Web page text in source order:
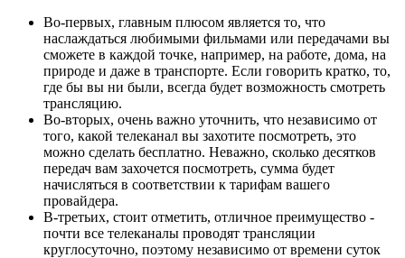
Во-первых, главным плюсом является то, что
наслаждаться любимыми фильмами или передачами вы
сможете в каждой точке, например, на работе, дома, на
природе и даже в транспорте. Если говорить кратко, то,
где бы вы ни были, всегда будет возможность смотреть
трансляцию.
Во-вторых, очень важно уточнить, что независимо от
того, какой телеканал вы захотите посмотреть, это
можно сделать бесплатно. Неважно, сколько десятков
передач вам захочется посмотреть, сумма будет
начисляться в соответствии к тарифам вашего
провайдера.
В-третьих, стоит отметить, отличное преимущество -
почти все телеканалы проводят трансляции
круглосуточно, поэтому независимо от времени суток